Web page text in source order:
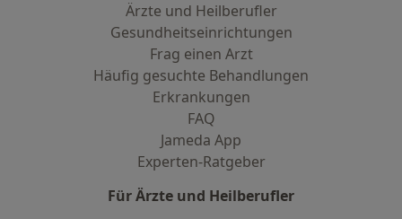
Ärzte und Heilberufler
Gesundheitseinrichtungen
Frag einen Arzt
Häufig gesuchte Behandlungen
Erkrankungen
FAQ
Jameda App
Experten-Ratgeber
Für Ärzte und Heilberufler